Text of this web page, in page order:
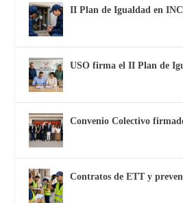
II Plan de Igualdad en
USO firma el II Plan de
Convenio Colectivo
Contratos de ETT y